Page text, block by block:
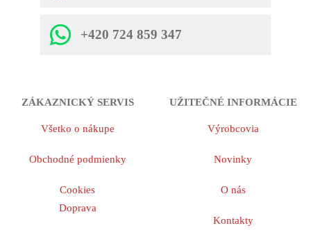
+420 724 859 347
ZÁKAZNICKÝ SERVIS
Všetko o nákupe
Obchodné podmienky
Cookies
Doprava
UŽITEČNÉ INFORMÁCIE
Výrobcovia
Novinky
O nás
Kontakty